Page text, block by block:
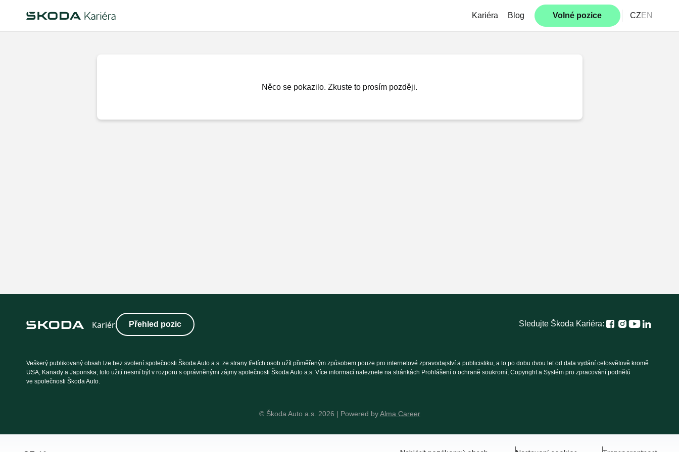
Kariéra Blog Volné pozice CZ EN
Něco se pokazilo. Zkuste to prosím později.
Přehled pozic Sledujte Škoda Kariéra:
Veškerý publikovaný obsah lze bez svolení společnosti Škoda Auto a.s. ze strany třetích osob užít přiměřeným způsobem pouze pro internetové zpravodajství a publicistiku, a to po dobu dvou let od data vydání celosvětově kromě
USA, Kanady a Japonska; toto užití nesmí být v rozporu s oprávněnými zájmy společnosti Škoda Auto a.s. Více informací naleznete na stránkách Prohlášení o ochraně soukromí, Copyright a Systém pro zpracování podnětů
ve společnosti Škoda Auto.
© Škoda Auto a.s. 2026 | Powered byAlma Career